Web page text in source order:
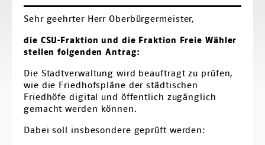
Bezirksvorstand
Kreisverband Augsburg-West
Kreisverband Augsburg-Ost
Ortsverbände
Arbeitsgemeinschaften
Fraktionsvorstand
Mitglieder
Bürgermeister und Referenten
CSU Augsburg
Sehr geehrter Herr Oberbürgermeister,
die CSU-Fraktion und die Fraktion Freie Wähler
stellen folgenden Antrag:
Die Stadtverwaltung wird beauftragt zu prüfen,
wie die Friedhofspläne der städtischen
Friedhöfe digital und öffentlich zugänglich
gemacht werden können.
Dabei soll insbesondere geprüft werden: